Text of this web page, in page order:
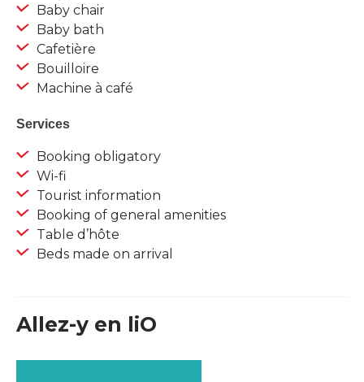
Baby chair
Baby bath
Cafetière
Bouilloire
Machine à café
Services
Booking obligatory
Wi-fi
Tourist information
Booking of general amenities
Table d’hôte
Beds made on arrival
Allez-y en liO